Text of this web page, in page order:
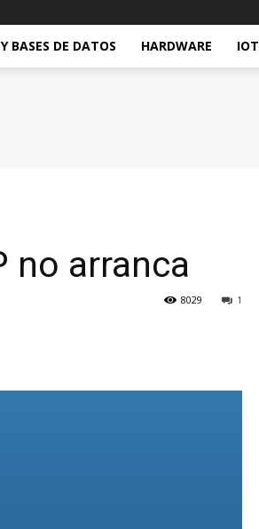
BASES DE DATOS HARDWARE IOT
no arranca
1
8029